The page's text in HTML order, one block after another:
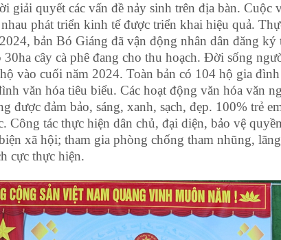
giải quyết các vấn đề nảy sinh trên địa bàn. Cuộc
phát triển kinh tế được triển khai hiệu quả.
bản Bó Giáng đã vận động nhân dân đăng
cây cà phê đang cho thu hoạch. Đời sống
vào cuối năm 2024. Toàn bản có 104 hộ gia
văn hóa tiêu biểu. Các hoạt động văn hóa văn
được đảm bảo, sáng, xanh, sạch, đẹp. 100% trẻ
tác thực hiện dân chủ, đại diện, bảo vệ
xã hội; tham gia phòng chống tham nhũng,
cực thực hiện.